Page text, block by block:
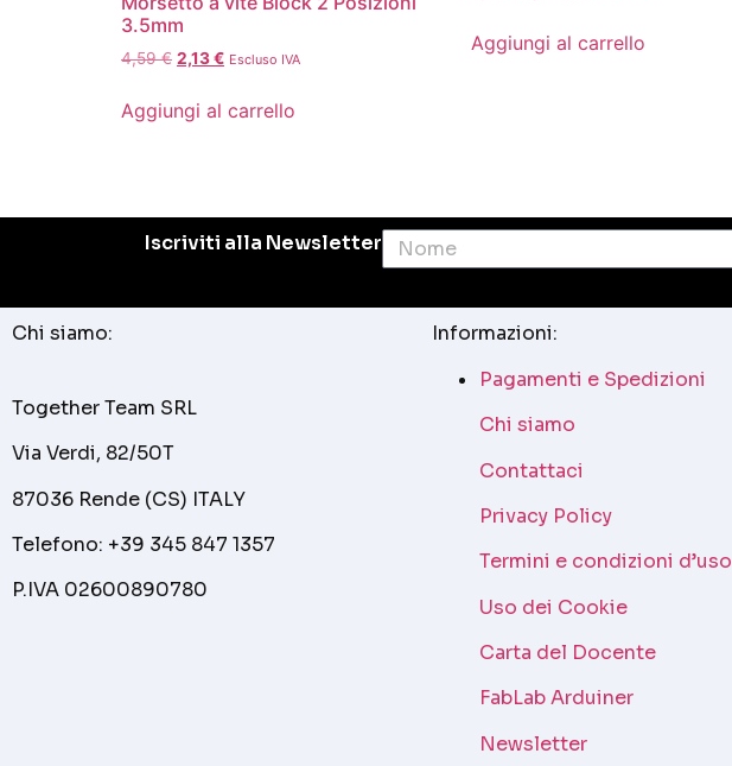
3.5mm
4,59€ 2,13€ Escluso IVA
Aggiungi al carrello
Aggiungi al carrello
Iscriviti alla Newsletter
Chi siamo:
Together Team SRL
Via Verdi, 82/50T
87036 Rende (CS) ITALY
Telefono: +39 345 847 1357
P.IVA 02600890780
Informazioni:
Pagamenti e Spedizioni
Chi siamo
Contattaci
Privacy Policy
Termini e condizioni d’uso
Uso dei Cookie
Carta del Docente
FabLab Arduiner
Newsletter